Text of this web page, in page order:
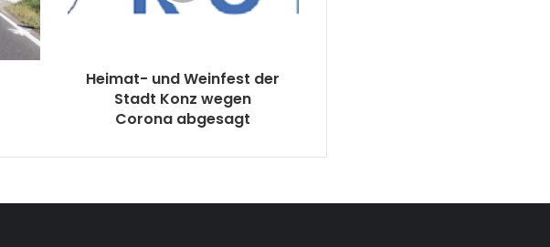
Heimat- und Weinfest der
Stadt Konz wegen
Corona abgesagt